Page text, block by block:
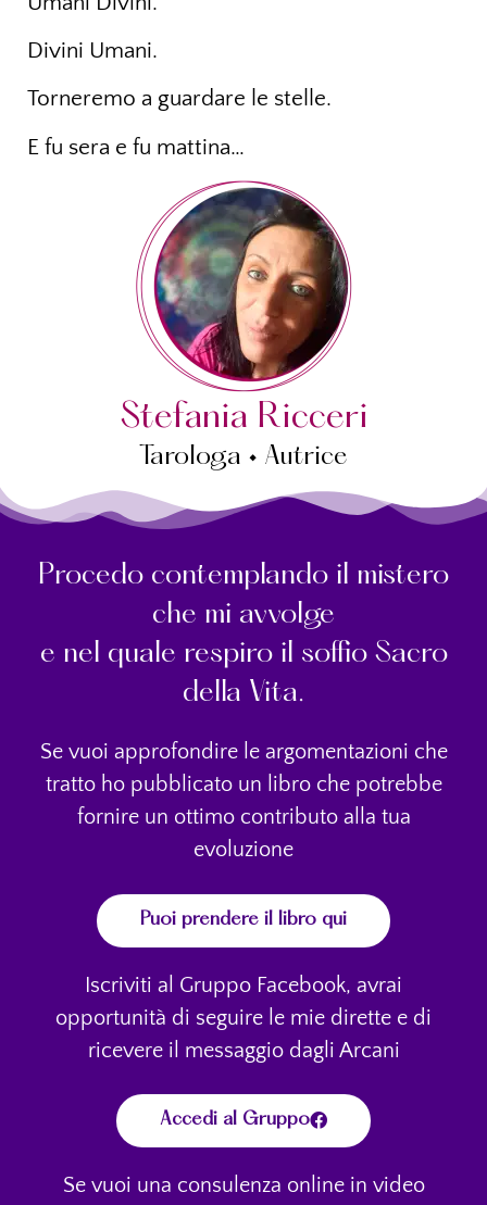
Divini Umani.
Torneremo a guardare le stelle.
E fu sera e fu mattina…
Stefania Ricceri
Tarologa • Autrice
Procedo contemplando il mistero
che mi avvolge
e nel quale respiro il soffio Sacro
della Vita.
Se vuoi approfondire le argomentazioni che
tratto ho pubblicato un libro che potrebbe
fornire un ottimo contributo alla tua
evoluzione
Puoi prendere il libro qui
Iscriviti al Gruppo Facebook, avrai
opportunità di seguire le mie dirette e di
ricevere il messaggio dagli Arcani
Accedi al Gruppo
Se vuoi una consulenza online in video